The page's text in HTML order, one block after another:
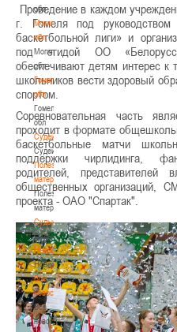
обл
Могилевская
обл
Могилевская
обл
Гомельская
обл
Гомельская
обл
Судейство
Судейство
Полезные
материалы
Полезные
материалы
Судьи
Судьи
Новости
Новости
Все
новости
Все
новости
Проведение в каждом
г. Гомеля под
баскетбольной лиги» и
под эгидой ОО
обеспечивают детям интерес
школьников вести здоровый
спортом.
Соревновательная часть
проходит в формате
баскетбольные матчи
поддержки чирлидинга,
родителей,
общественных организаций,
проекта - ОАО "Спартак".